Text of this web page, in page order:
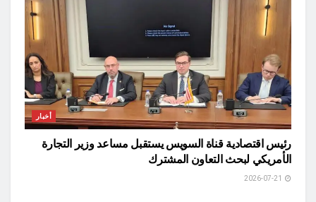
أخبار
رئيس اقتصادية قناة السويس يستقبل مساعد وزير التجارة
الأمريكي لبحث التعاون المشترك